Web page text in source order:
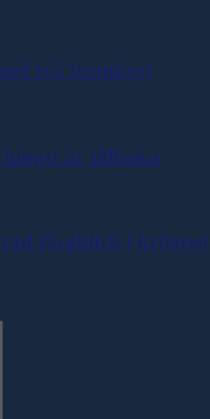
två formkort
är tillbaka
färgklick i kriteriet